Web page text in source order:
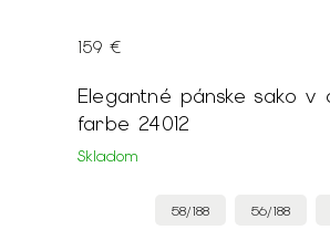
Elegantné pánske sako v
farbe 24012
Skladom
159 €
58/188 56/188